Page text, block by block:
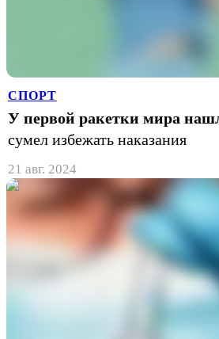
СПОРТ
У первой ракетки мира
сумел избежать наказания
21 авг. 2024